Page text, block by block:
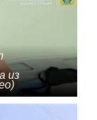
из